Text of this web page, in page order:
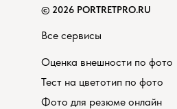
© 2026 PORTRETPRO.RU
Все сервисы
Оценка внешности по фото
Тест на цветотип по фото
Фото для резюме онлайн